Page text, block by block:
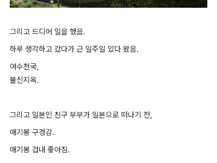
그리고 드디어 일을 했음.
하루 생각하고 갔다가 근 일주일 있다 왔음.
여수천국,
불신지옥.
그리고 일본인 친구 부부가 일본으로 떠나기 전,
애기봉 구경감.
애기봉 겁내 좋아짐.